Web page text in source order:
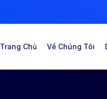
Trang Chủ Về Chúng Tôi